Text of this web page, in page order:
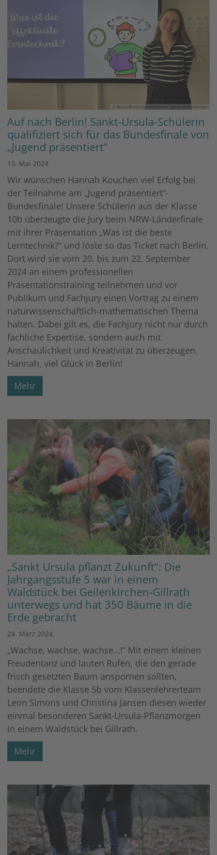
© Bischöfliches Gymnasium St. Ursula Geilenkirchen
Auf nach Berlin! Sankt-Ursula-Schülerin
qualifiziert sich für das Bundesfinale von
„Jugend präsentiert“
13. Mai 2024
Wir wünschen Hannah Kouchen viel Erfolg bei
der Teilnahme am „Jugend präsentiert“-
Bundesfinale! Unsere Schülerin aus der Klasse
10b überzeugte die Jury beim NRW-Länderfinale
mit ihrer Präsentation „Was ist die beste
Lerntechnik?“ und löste so das Ticket nach Berlin.
Dort wird sie vom 20. bis zum 22. September
2024 an einem professionellen
Präsentationstraining teilnehmen und vor
Publikum und Fachjury einen Vortrag zu einem
naturwissenschaftlich-mathematischen Thema
halten. Dabei gilt es, die Fachjury nicht nur durch
fachliche Expertise, sondern auch mit
Anschaulichkeit und Kreativität zu überzeugen.
Hannah, viel Glück in Berlin!
Mehr
„Sankt Ursula pflanzt Zukunft“: Die
Jahrgangsstufe 5 war in einem
Waldstück bei Geilenkirchen-Gillrath
unterwegs und hat 350 Bäume in die
Erde gebracht
24. März 2024
„Wachse, wachse, wachse…!“ Mit einem kleinen
Freudentanz und lauten Rufen, die den gerade
frisch gesetzten Baum anspornen sollten,
beendete die Klasse 5b vom Klassenlehrerteam
Leon Simons und Christina Jansen diesen wieder
einmal besonderen Sankt-Ursula-Pflanzmorgen
in einem Waldstück bei Gillrath.
Mehr